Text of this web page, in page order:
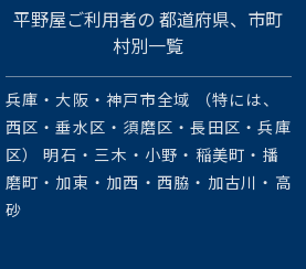
平野屋ご利用者の 都道府県、市町
村別一覧
兵庫・大阪・神戸市全域 （特には、
西区・垂水区・須磨区・長田区・兵庫
区） 明石・三木・小野・稲美町・播
磨町・加東・加西・西脇・加古川・高
砂